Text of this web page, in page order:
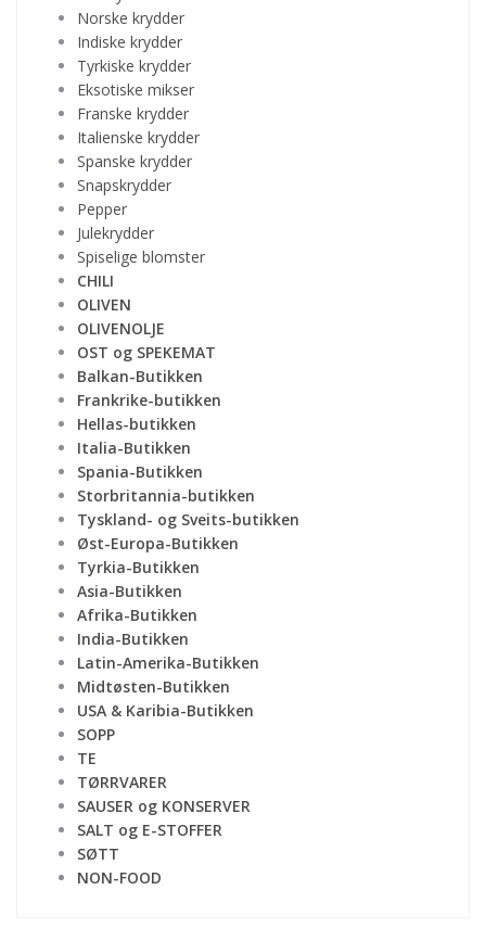
Norske krydder
Indiske krydder
Tyrkiske krydder
Eksotiske mikser
Franske krydder
Italienske krydder
Spanske krydder
Snapskrydder
Pepper
Julekrydder
Spiselige blomster
CHILI
OLIVEN
OLIVENOLJE
OST og SPEKEMAT
Balkan-Butikken
Frankrike-butikken
Hellas-butikken
Italia-Butikken
Spania-Butikken
Storbritannia-butikken
Tyskland- og Sveits-butikken
Øst-Europa-Butikken
Tyrkia-Butikken
Asia-Butikken
Afrika-Butikken
India-Butikken
Latin-Amerika-Butikken
Midtøsten-Butikken
USA & Karibia-Butikken
SOPP
TE
TØRRVARER
SAUSER og KONSERVER
SALT og E-STOFFER
SØTT
NON-FOOD